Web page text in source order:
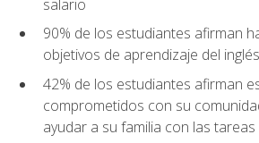
salario
90% de los estudiantes afirman
objetivos de aprendizaje del
42% de los estudiantes afirman
comprometidos con su
ayudar a su familia con las